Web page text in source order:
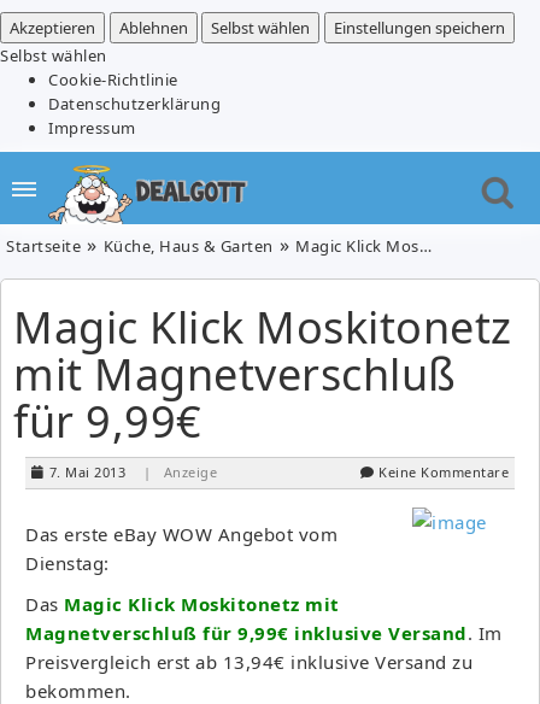
Akzeptieren
Ablehnen Selbst wählen
Einstellungen speichern
Selbst wählen
Cookie-Richtlinie
Datenschutzerklärung
Impressum
Startseite Küche, Haus & Garten Magic Klick Moskitonetz mit Magnetverschluß für 9,99€
Magic Klick Moskitonetz
mit Magnetverschluß
für 9,99€
7. Mai 2013 | Anzeige Keine Kommentare
Das erste eBay WOW Angebot vom
Dienstag:
Das Magic Klick Moskitonetz mit
Magnetverschluß für 9,99€ inklusive Versand. Im
Preisvergleich erst ab 13,94€ inklusive Versand zu
bekommen.